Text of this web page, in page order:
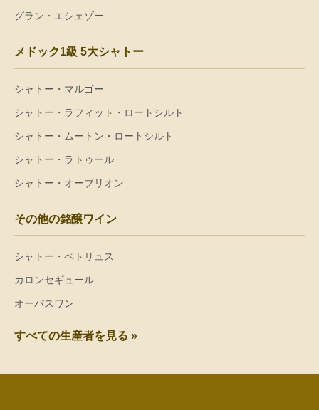
グラン・エシェゾー
メドック1級 5大シャトー
シャトー・マルゴー
シャトー・ラフィット・ロートシルト
シャトー・ムートン・ロートシルト
シャトー・ラトゥール
シャトー・オーブリオン
その他の銘醸ワイン
シャトー・ペトリュス
カロンセギュール
オーパスワン
すべての生産者を見る »